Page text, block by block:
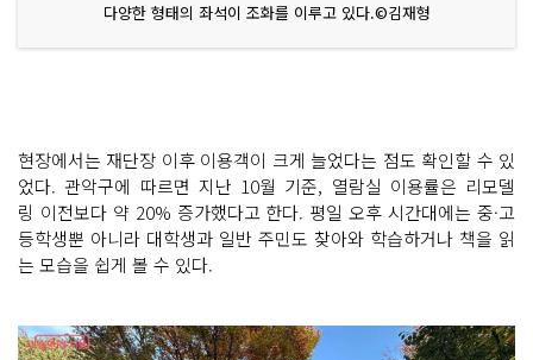
다양한 형태의 좌석이 조화를 이루고 있다.©김재형
현장에서는 재단장 이후 이용객이 크게 늘었다는 점도 확인할 수 있
었다. 관악구에 따르면 지난 10월 기준, 열람실 이용률은 리모델
링 이전보다 약 20% 증가했다고 한다. 평일 오후 시간대에는 중·고
등학생뿐 아니라 대학생과 일반 주민도 찾아와 학습하거나 책을 읽
는 모습을 쉽게 볼 수 있다.